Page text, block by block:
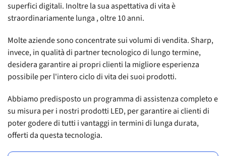
superfici digitali. Inoltre la sua aspettativa di vita è
straordinariamente lunga , oltre 10 anni.
Molte aziende sono concentrate sui volumi di vendita. Sharp,
invece, in qualità di partner tecnologico di lungo termine,
desidera garantire ai propri clienti la migliore esperienza
possibile per l'intero ciclo di vita dei suoi prodotti.
Abbiamo predisposto un programma di assistenza completo e
su misura per i nostri prodotti LED, per garantire ai clienti di
poter godere di tutti i vantaggi in termini di lunga durata,
offerti da questa tecnologia.